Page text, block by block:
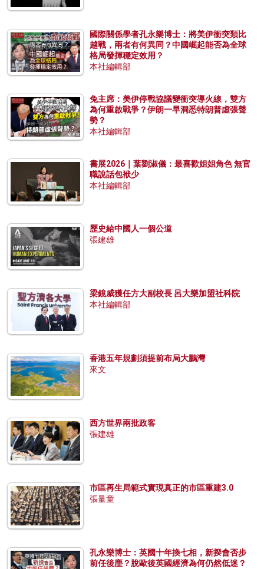
國際關係學者孔永樂博士：將美伊衝突類比
越戰，兩者有何異同？中國崛起能否為全球
格局發揮穩定效用？
本社編輯部
兔主席：美伊停戰協議變衝突導火線，雙方
為何重啟戰爭？伊朗一早洞悉特朗普虛張聲
勢？
本社編輯部
書展2026｜葉劉淑儀：最喜歡姐姐角色 無官
職說話包袱少
本社編輯部
歷史給中國人一個公道
張建雄
梁鏡威獲任方大副校長 呂大樂加盟社科院
本社編輯部
香港五年規劃須提前布局大鵬灣
來文
西方世界兩批政客
張建雄
市區再生局範式實現真正的市區重建3.0
張量童
孔永樂博士：英國十年換七相，新揆會否步
前任後塵？脫歐後英國經濟為何仍然低迷？